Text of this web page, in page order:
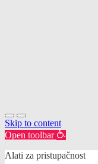
Skip to content
Open toolbar
Alati za pristupačnost